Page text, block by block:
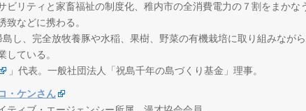
ビリティと家畜福祉の制度化、稚内市の全消費電力の７割をまかな
致などに携わる。
し、完全放牧養豚や水稲、果樹、野菜の有機栽培に取り組みなが
している。
」代表。一般社団法人「祝島千年の島づくり基金」理事。
・ケンさん